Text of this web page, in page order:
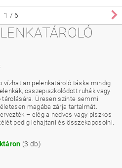
1 / 6
vízhatlan pelenkatároló táska mindig
összepiszkolódott ruhák vagy
Üresen szinte semmi
magába zárja tartalmát.
– elég a nedves vagy piszkos
pedig lehajtani és összekapcsolni.
(3 db)